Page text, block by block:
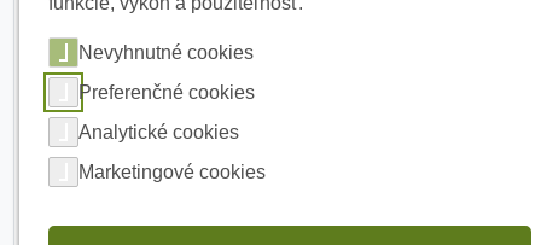
Nevyhnutné cookies
Preferenčné cookies
Analytické cookies
Marketingové cookies